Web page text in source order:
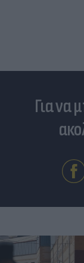
Για να